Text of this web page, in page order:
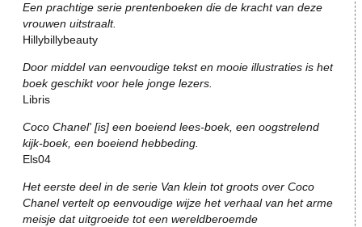
Een prachtige serie prentenboeken die de kracht van deze
vrouwen uitstraalt.
Hillybillybeauty
Door middel van eenvoudige tekst en mooie illustraties is het
boek geschikt voor hele jonge lezers.
Libris
Coco Chanel' [is] een boeiend lees-boek, een oogstrelend
kijk-boek, een boeiend hebbeding.
Els04
Het eerste deel in de serie Van klein tot groots over Coco
Chanel vertelt op eenvoudige wijze het verhaal van het arme
meisje dat uitgroeide tot een wereldberoemde